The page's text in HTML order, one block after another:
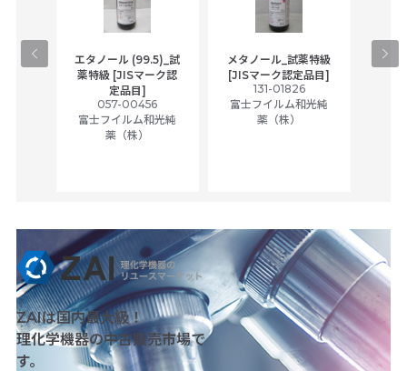
エタノール (99.5)_試
薬特級 [JISマーク認
定品目]
057-00456
富士フイルム和光純
薬（株）
メタノール_試薬特級
[JISマーク認定品目]
131-01826
富士フイルム和光純
薬（株）
ア
ZAIは国内最大級！
理化学機器の中古販売市場で
す。